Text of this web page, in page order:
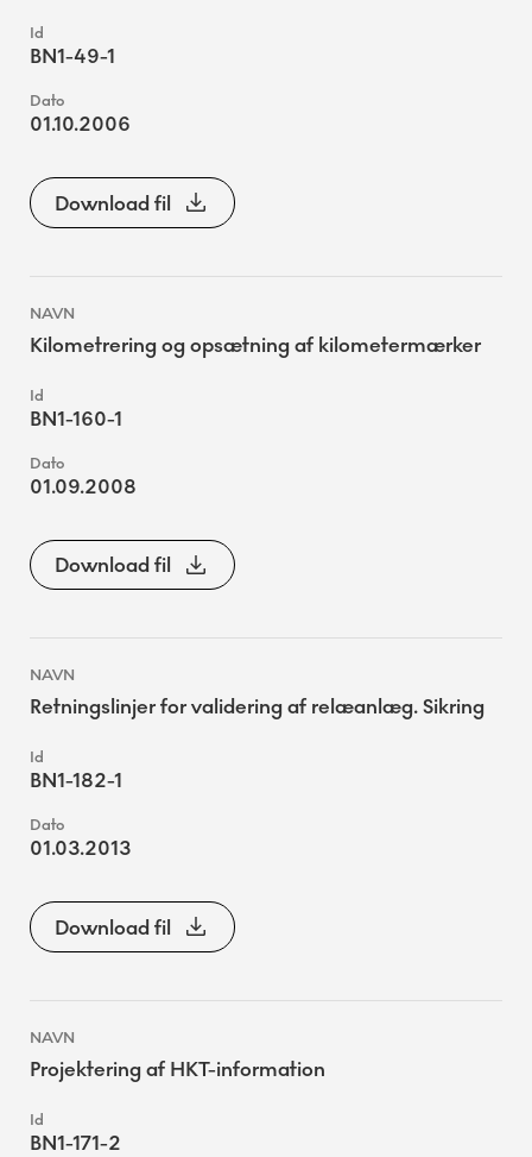
BN1-49-1
01.10.2006
Download fil
Kilometrering og opsætning af kilometermærker
BN1-160-1
01.09.2008
Download fil
Retningslinjer for validering af relæanlæg. Sikring
BN1-182-1
01.03.2013
Download fil
Projektering af HKT-information
BN1-171-2